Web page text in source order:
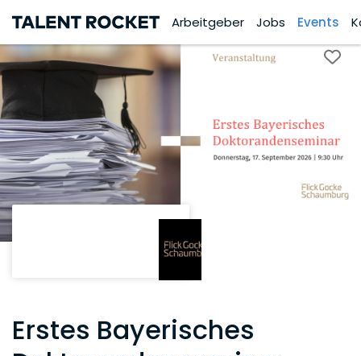
Arbeitgeber Jobs Events
Erstes Bayerisches